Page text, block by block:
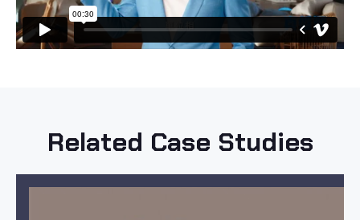
Related Case Studies